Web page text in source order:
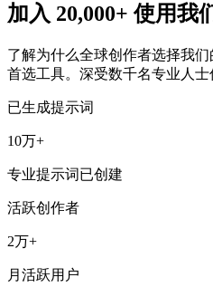
加入 20,000+ 使用我
了解为什么全球创作者选择我
首选工具。深受数千名专业人士
已生成提示词
10万+
专业提示词已创建
活跃创作者
2万+
月活跃用户